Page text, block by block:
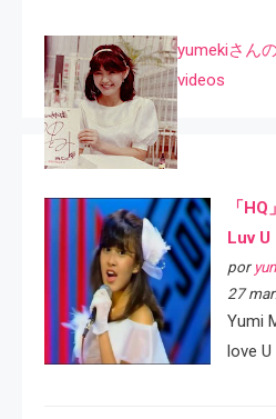
yumekiさん
videos
「
Luv
por
27
Yumi
love U